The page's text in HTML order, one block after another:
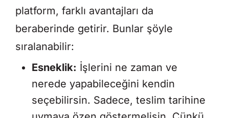
platform, farklı avantajları da
beraberinde getirir. Bunlar şöyle
sıralanabilir:
Esneklik: İşlerini ne zaman ve
nerede yapabileceğini kendin
seçebilirsin. Sadece, teslim tarihine